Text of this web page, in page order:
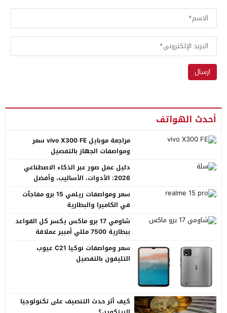
أحدث الهواتف
مراجعة موبايل vivo X300 FE سعر
ومواصفات الجهاز بالتفصيل
دليل عمل صور عبر الذكاء الاصطناعي
2026: الأدوات، الأساليب، وأفضل
سعر ومواصفات ريلمي 15 برو مفاجآت
في الكاميرا والبطارية
شاومي 17 برو ماكس يكسر كل القواعد
ببطارية 7500 مللي أمبير عملاقة
سعر ومواصفات نوكيا C21 عيوب
التليفون بالتفصيل
كيف أثر حدث التنصيف على تكنولوجيا